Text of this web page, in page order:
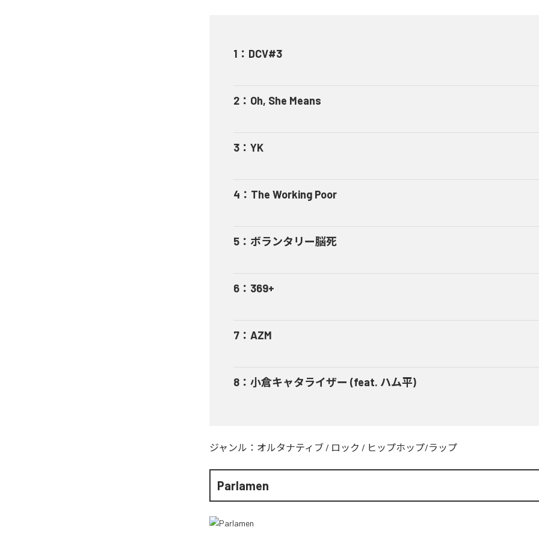
1 ： DCV#3
2 ： Oh, She Means
3 ： YK
4 ： The Working Poor
5 ： ボランタリー脳死
6 ： 369+
7 ： AZM
8 ： 小倉キャタライザー (feat. ハム平)
ジャンル： オルタナティブ / ロック / ヒップホップ/ラップ
Parlamen